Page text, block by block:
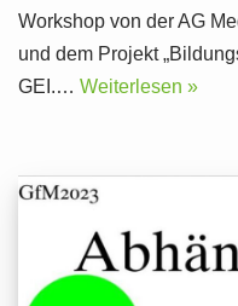
Workshop von der AG
und dem Projekt
GEI.… Weiterlesen »